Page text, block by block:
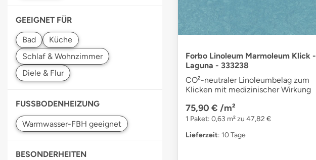
GEEIGNET FÜR
Bad
Küche
Schlaf & Wohnzimmer
FUSSBODENHEIZUNG
BESONDERHEITEN
Forbo Linoleum Marmoleum Klick -
Laguna - 333238
CO²-neutraler Linoleumbelag zum
Klicken mit medizinischer Wirkung
75,90 € /m²
1 Paket: 0,63 m² zu 47,82 €
Lieferzeit: 10 Tage